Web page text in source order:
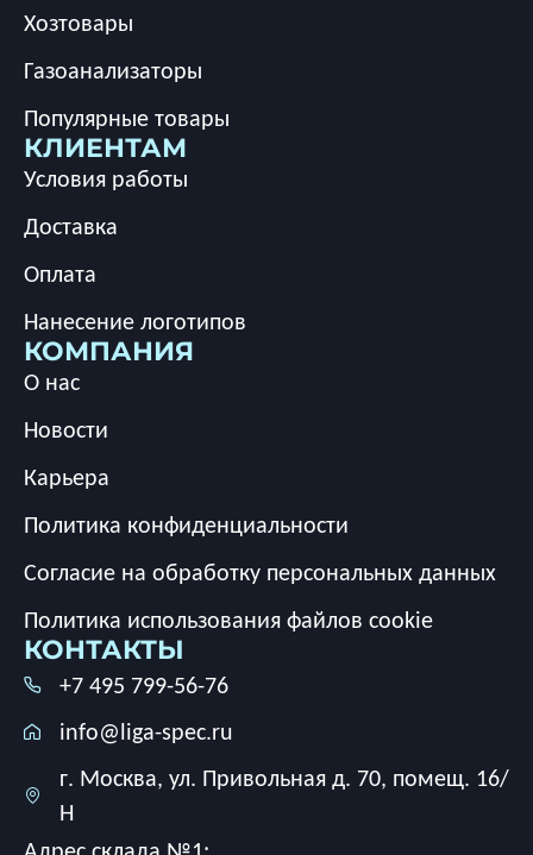
Хозтовары
Газоанализаторы
Популярные товары
КЛИЕНТАМ
Условия работы
Доставка
Оплата
Нанесение логотипов
КОМПАНИЯ
О нас
Новости
Карьера
Политика конфиденциальности
Согласие на обработку персональных данных
Политика использования файлов cookie
КОНТАКТЫ
+7 495 799-56-76
info@liga-spec.ru
г. Москва, ул. Привольная д. 70, помещ. 16/
Н